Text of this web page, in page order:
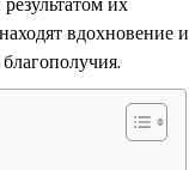
вдохновение и